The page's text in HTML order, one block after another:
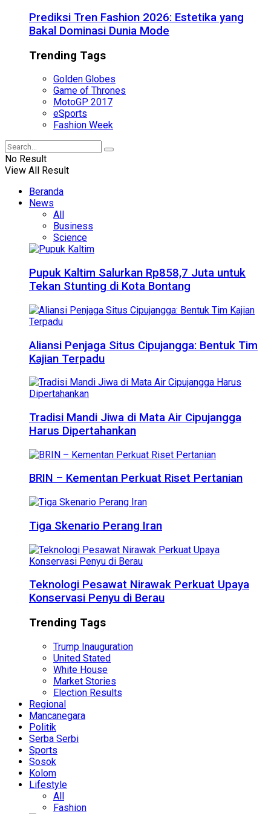
Prediksi Tren Fashion 2026: Estetika yang
Bakal Dominasi Dunia Mode
Trending Tags
Golden Globes
Game of Thrones
MotoGP 2017
eSports
Fashion Week
No Result
View All Result
Beranda
News
All
Business
Science
Pupuk Kaltim Salurkan Rp858,7 Juta untuk
Tekan Stunting di Kota Bontang
Aliansi Penjaga Situs Cipujangga: Bentuk Tim
Kajian Terpadu
Tradisi Mandi Jiwa di Mata Air Cipujangga
Harus Dipertahankan
BRIN – Kementan Perkuat Riset Pertanian
Tiga Skenario Perang Iran
Teknologi Pesawat Nirawak Perkuat Upaya
Konservasi Penyu di Berau
Trending Tags
Trump Inauguration
United Stated
White House
Market Stories
Election Results
Regional
Mancanegara
Politik
Serba Serbi
Sports
Sosok
Kolom
Lifestyle
All
Fashion